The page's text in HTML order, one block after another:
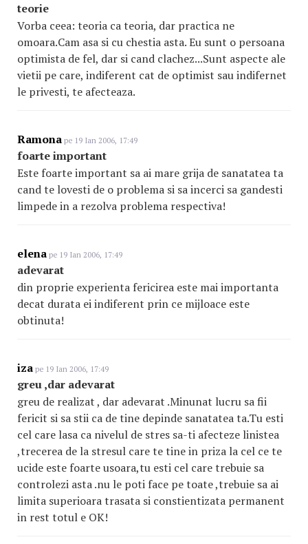
teorie
Vorba ceea: teoria ca teoria, dar practica ne
omoara.Cam asa si cu chestia asta. Eu sunt o persoana
optimista de fel, dar si cand clachez...Sunt aspecte ale
vietii pe care, indiferent cat de optimist sau indifernet
le privesti, te afecteaza.
Ramona pe 19 Ian 2006, 17:49
foarte important
Este foarte important sa ai mare grija de sanatatea ta
cand te lovesti de o problema si sa incerci sa gandesti
limpede in a rezolva problema respectiva!
elena pe 19 Ian 2006, 17:49
adevarat
din proprie experienta fericirea este mai importanta
decat durata ei indiferent prin ce mijloace este
obtinuta!
iza pe 19 Ian 2006, 17:49
greu ,dar adevarat
greu de realizat , dar adevarat .Minunat lucru sa fii
fericit si sa stii ca de tine depinde sanatatea ta.Tu esti
cel care lasa ca nivelul de stres sa-ti afecteze linistea
,trecerea de la stresul care te tine in priza la cel ce te
ucide este foarte usoara,tu esti cel care trebuie sa
controlezi asta .nu le poti face pe toate ,trebuie sa ai
limita superioara trasata si constientizata permanent
in rest totul e OK!